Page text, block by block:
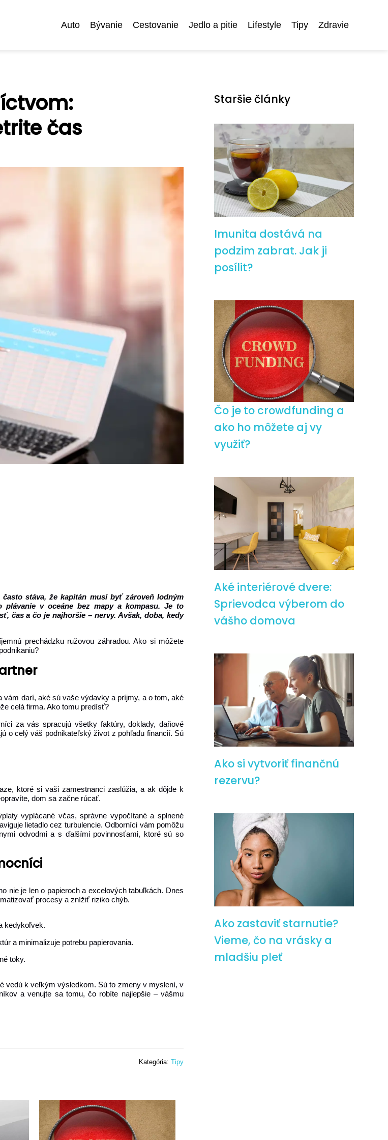
Auto Bývanie Cestovanie Jedlo a pitie Lifestyle Tipy Zdravie
čas
stáva, že kapitán musí byť zároveň lodným
plávanie v oceáne bez mapy a kompasu. Je to
čas a čo je najhoršie – nervy. Avšak, doba, kedy
prechádzku ružovou záhradou. Ako si môžete
vám darí, aké sú vaše výdavky a príjmy, a o tom, aké
celá firma. Ako tomu predísť?
za vás spracujú všetky faktúry, doklady, daňové
o celý váš podnikateľský život z pohľadu financií. Sú
ktoré si vaši zamestnanci zaslúžia, a ak dôjde k
dom sa začne rúcať.
vyplácané včas, správne vypočítané a splnené
lietadlo cez turbulencie. Odborníci vám pomôžu
odvodmi a s ďalšími povinnosťami, ktoré sú so
nie je len o papieroch a excelových tabuľkách. Dnes
procesy a znížiť riziko chýb.
kedykoľvek.
a minimalizuje potrebu papierovania.
toky.
vedú k veľkým výsledkom. Sú to zmeny v myslení, v
a venujte sa tomu, čo robíte najlepšie – vášmu
Kategória: Tipy
Staršie články
Imunita dostává na
podzim zabrat. Jak ji
posílit?
Čo je to crowdfunding a
ako ho môžete aj vy
využiť?
Aké interiérové dvere:
Sprievodca výberom do
vášho domova
Ako si vytvoriť finančnú
rezervu?
Ako zastaviť starnutie?
Vieme, čo na vrásky a
mladšiu pleť